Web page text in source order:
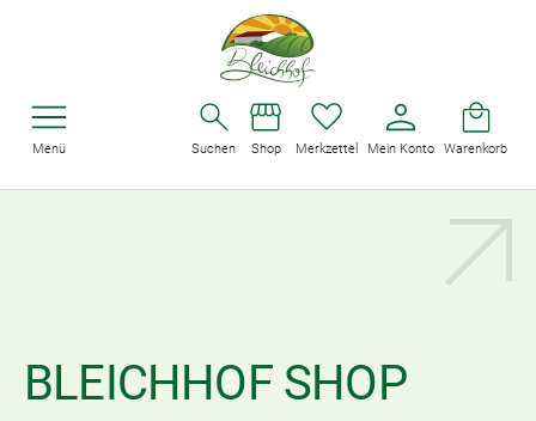
Menü Suchen Shop Merkzettel Mein Konto Warenkorb
BLEICHHOF SHOP